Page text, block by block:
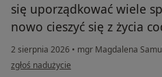
się uporządkować wiele
nowo cieszyć się z życia
2 sierpnia 2026 • mgr Magdalena
w opinii użytkownika Marlena Brzezińska
zgłoś nadużycie